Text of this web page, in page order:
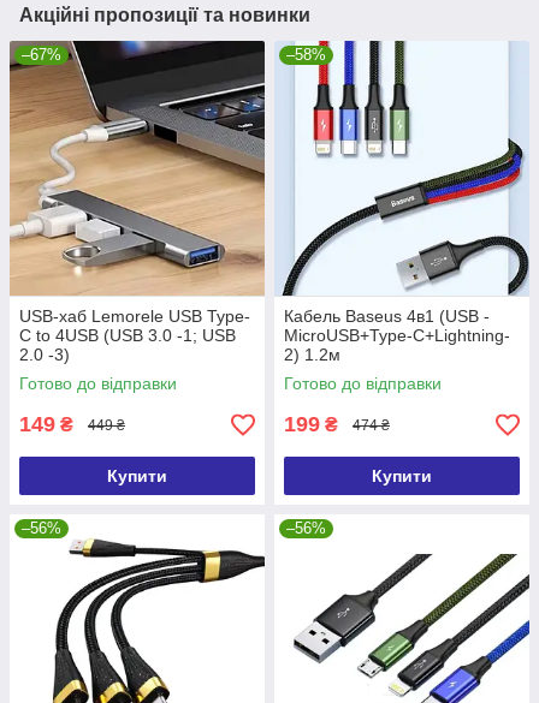
Акційні пропозиції та новинки
–67%
USB-хаб Lemorele USB Type-
C to 4USB (USB 3.0 -1; USB
2.0 -3)
Готово до відправки
149 ₴ 449 ₴
Купити
–58%
Кабель Baseus 4в1 (USB -
MicroUSB+Type-C+Lightning-
2) 1.2м
Готово до відправки
199 ₴ 474 ₴
Купити
–56% –56%